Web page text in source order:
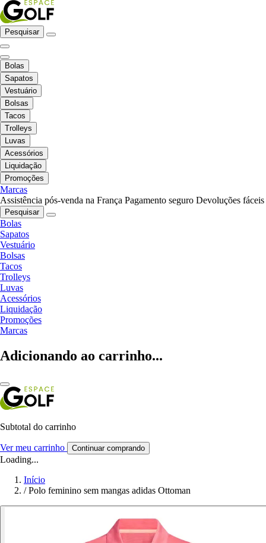
Pesquisar
Bolas
Sapatos
Vestuário
Bolsas
Tacos
Trolleys
Luvas
Acessórios
Liquidação
Promoções
Marcas
Assistência pós-venda na França Pagamento seguro Devoluções fáceis
Pesquisar
Bolas
Sapatos
Vestuário
Bolsas
Tacos
Trolleys
Luvas
Acessórios
Liquidação
Promoções
Marcas
Adicionando ao carrinho...
Subtotal do carrinho
Ver meu carrinho Continuar comprando
Loading...
Início
/ Polo feminino sem mangas adidas Ottoman